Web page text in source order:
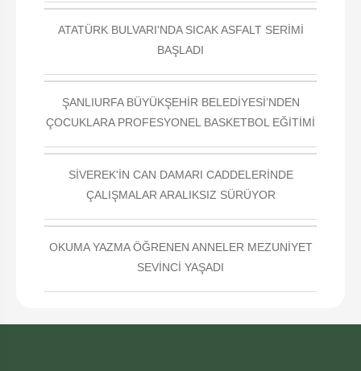
ATATÜRK BULVARI'NDA SICAK ASFALT SERİMİ
BAŞLADI
ŞANLIURFA BÜYÜKŞEHİR BELEDİYESİ’NDEN
ÇOCUKLARA PROFESYONEL BASKETBOL EĞİTİMİ
SİVEREK'İN CAN DAMARI CADDELERİNDE
ÇALIŞMALAR ARALIKSIZ SÜRÜYOR
OKUMA YAZMA ÖĞRENEN ANNELER MEZUNİYET
SEVİNCİ YAŞADI